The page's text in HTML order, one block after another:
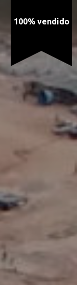
100% vendido